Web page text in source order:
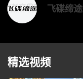
飞碟缔途
精选视频